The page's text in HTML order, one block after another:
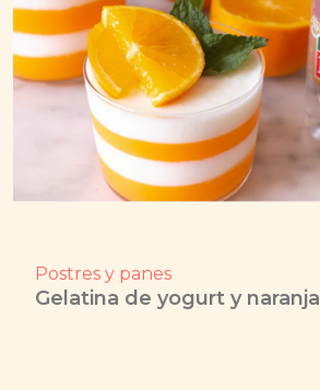
Postres y panes
Gelatina de yogurt y naranja